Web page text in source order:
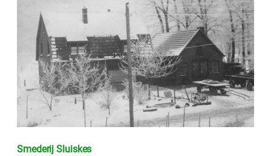
Smederij Sluiskes